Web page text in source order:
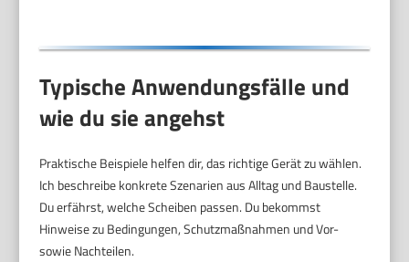
Typische Anwendungsfälle und
wie du sie angehst
Praktische Beispiele helfen dir, das richtige Gerät zu wählen.
Ich beschreibe konkrete Szenarien aus Alltag und Baustelle.
Du erfährst, welche Scheiben passen. Du bekommst
Hinweise zu Bedingungen, Schutzmaßnahmen und Vor-
sowie Nachteilen.